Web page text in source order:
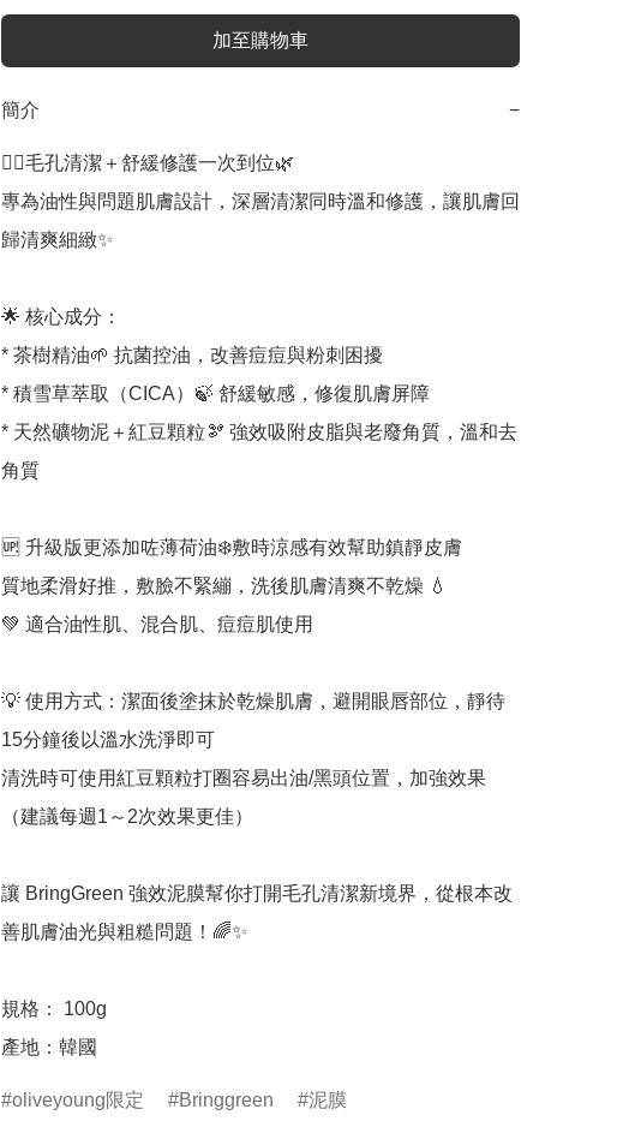
加至購物車
簡介 −
🧖‍♀️毛孔清潔＋舒緩修護一次到位🌿
專為油性與問題肌膚設計，深層清潔同時溫和修護，讓肌膚回
歸清爽細緻✨
🌟 核心成分：
* 茶樹精油🌱 抗菌控油，改善痘痘與粉刺困擾
* 積雪草萃取（CICA）🍃 舒緩敏感，修復肌膚屏障
* 天然礦物泥＋紅豆顆粒🫘 強效吸附皮脂與老廢角質，溫和去
角質
🆙 升級版更添加咗薄荷油❄️敷時涼感有效幫助鎮靜皮膚
質地柔滑好推，敷臉不緊繃，洗後肌膚清爽不乾燥 💧
💚 適合油性肌、混合肌、痘痘肌使用
💡 使用方式：潔面後塗抹於乾燥肌膚，避開眼唇部位，靜待
15分鐘後以溫水洗淨即可
清洗時可使用紅豆顆粒打圈容易出油/黑頭位置，加強效果
（建議每週1～2次效果更佳）
讓 BringGreen 強效泥膜幫你打開毛孔清潔新境界，從根本改
善肌膚油光與粗糙問題！🌈✨
規格： 100g
產地：韓國
oliveyoung限定 Bringgreen 泥膜